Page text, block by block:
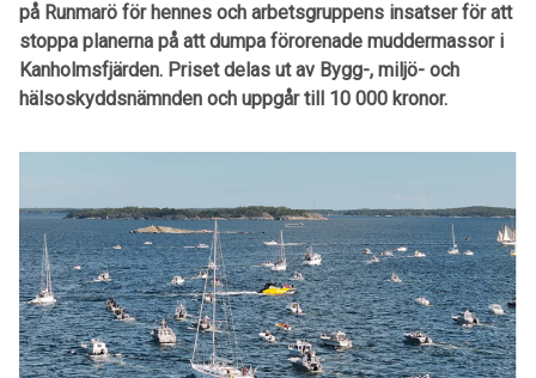
på Runmarö för hennes och arbetsgruppens insatser för att
stoppa planerna på att dumpa förorenade muddermassor i
Kanholmsfjärden. Priset delas ut av Bygg-, miljö- och
hälsoskyddsnämnden och uppgår till 10 000 kronor.